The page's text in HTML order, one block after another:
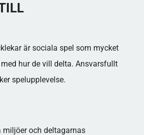
är sociala spel som mycket
hur de vill delta. Ansvarsfullt
spelupplevelse.
och deltagarnas